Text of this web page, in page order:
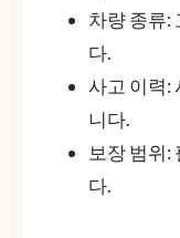
차량 종류:
다.
사고 이력:
니다.
보장 범위:
다.